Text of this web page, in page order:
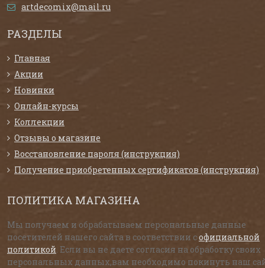
artdecomix@mail.ru
РАЗДЕЛЫ
Главная
Акции
Новинки
Онлайн-курсы
Коллекции
Отзывы о магазине
Восстановление пароля (инструкция)
Получение приобретенных сертификатов (инструкция)
ПОЛИТИКА МАГАЗИНА
Мы получаем и обрабатываем персональные данные
посетителей нашего сайта в соответствии софициальной
политикой . Если вы не даете согласия на обработку своих
персональных данных,вам необходимо покинуть наш